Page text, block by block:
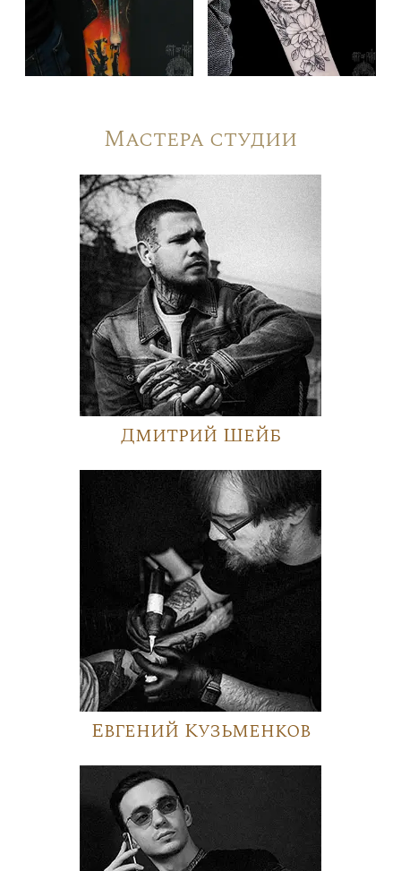
Мастера студии
Дмитрий Шейб
Евгений Кузьменков